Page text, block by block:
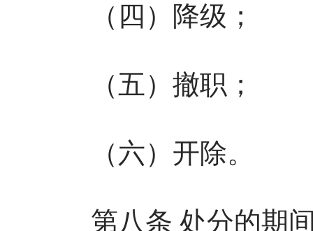
（四）降级；
（五）撤职；
（六）开除。
第八条 处分的期